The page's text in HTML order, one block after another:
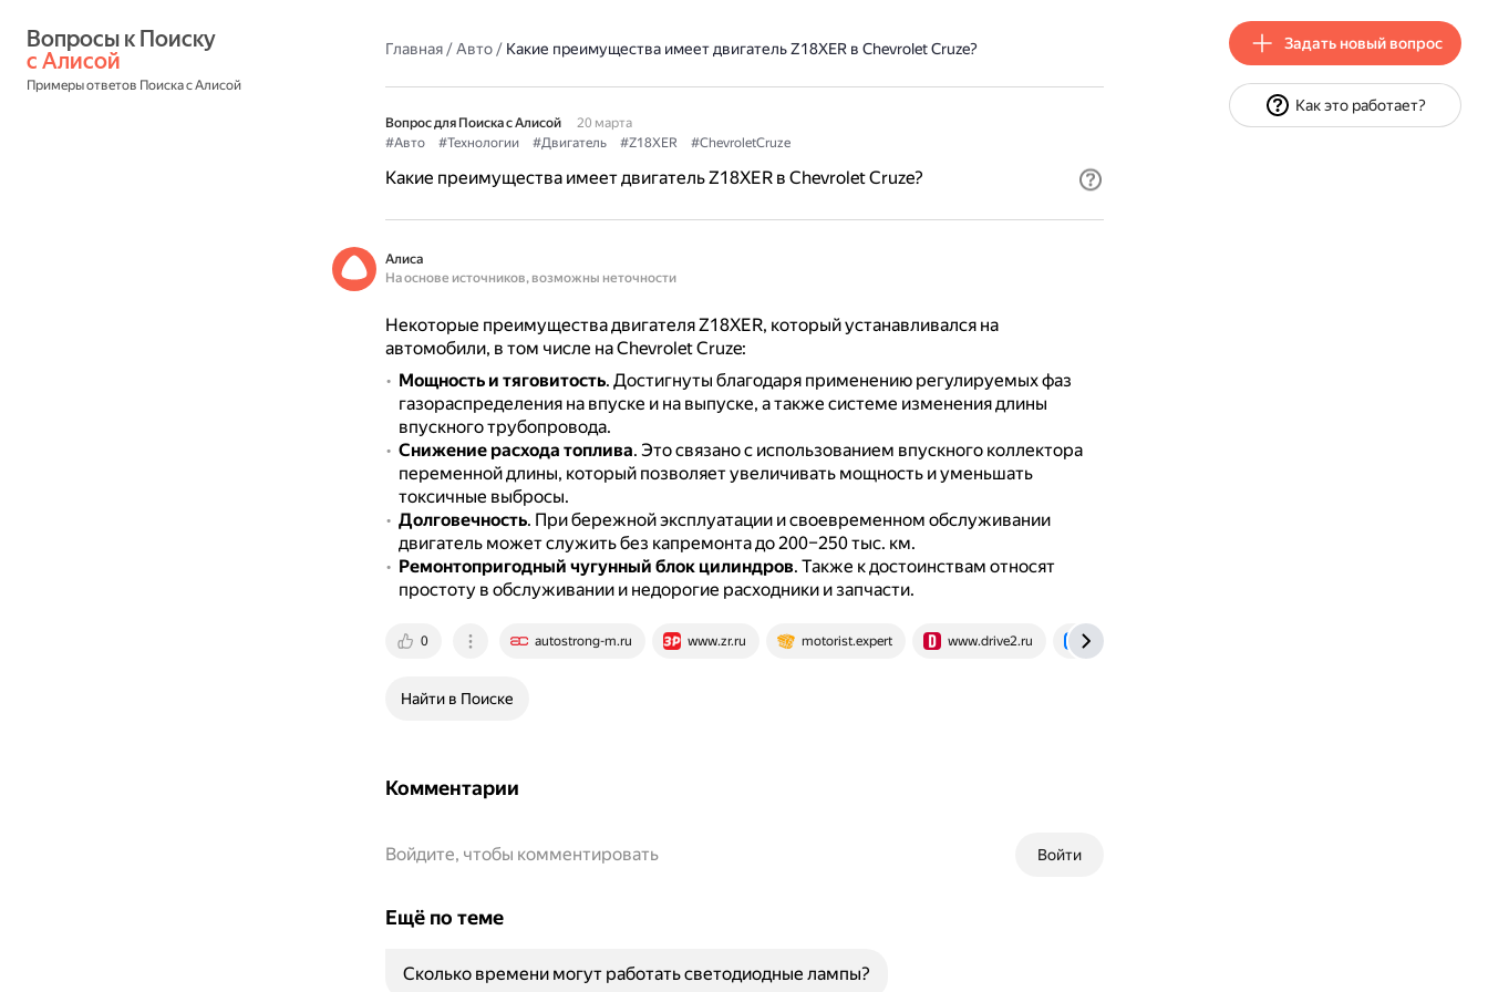
с Алисой
Примеры ответов Поиска с Алисой
Главная/Авто/ Какие преимущества имеет двигатель Z18XER в Chevrolet Cruze?
Вопрос для Поиска с Алисой
20 марта
#Авто
#Технологии #Двигатель #Z18XER #ChevroletCruze
Какие преимущества имеет двигатель Z18XER в Chevrolet Cruze?
Алиса
На основе источников, возможны неточности
Некоторые преимущества двигателя Z18XER, который устанавливался на
автомобили, в том числе на Chevrolet Cruze:
Мощность и тяговитость. Достигнуты благодаря применению регулируемых фаз
газораспределения на впуске и на выпуске, а также системе изменения длины
впускного трубопровода.
Снижение расхода топлива. Это связано с использованием впускного коллектора
переменной длины, который позволяет увеличивать мощность и уменьшать
токсичные выбросы.
Долговечность. При бережной эксплуатации и своевременном обслуживании
двигатель может служить без капремонта до 200–250 тыс. км.
Ремонтопригодный чугунный блок цилиндров. Также к достоинствам относят
простоту в обслуживании и недорогие расходники и запчасти.
0 autostrong-m.ru www.zr.ru motorist.expert www.drive2.ru vk.com
Найти в Поиске
Комментарии
Войти
Войдите, чтобы комментировать
Ещё по теме
Сколько времени могут работать светодиодные лампы?
Задать новый вопрос
Как это работает?